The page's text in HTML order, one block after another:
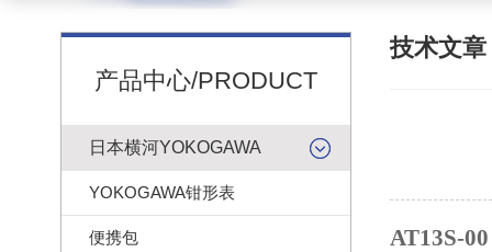
产品中心/PRODUCT
日本横河YOKOGAWA
YOKOGAWA钳形表
便携包
技术文章
AT13S-